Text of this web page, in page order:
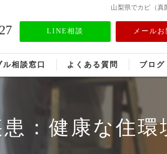
山梨県でカビ（真
LINE相談 メール
ル相談窓口 よくある質問 ブログ
メ
：健康な住環